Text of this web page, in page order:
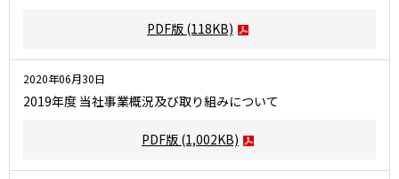
PDF版 (118KB)
2020年06月30日
2019年度 当社事業概況及び取り組みについて
PDF版 (1,002KB)